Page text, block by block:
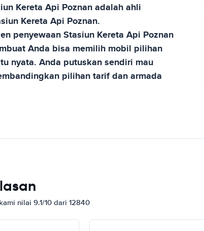
Kereta Api Poznanadalah ahli
Kereta Api Poznan.
penyewaanStasiun Kereta Api Poznan
Anda bisa memilih mobil pilihan
nyata. Anda putuskan sendiri mau
pilihan tarif dan armada
nilai 9.1/10 dari 12840